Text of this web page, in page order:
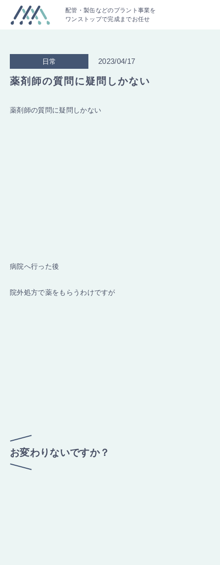
配管・製缶などのプラント事業を
ワンストップで完成までお任せ
日常 2023/04/17
薬剤師の質問に疑問しかない
薬剤師の質問に疑問しかない
病院へ行った後
院外処方で薬をもらうわけですが
お変わりないですか？